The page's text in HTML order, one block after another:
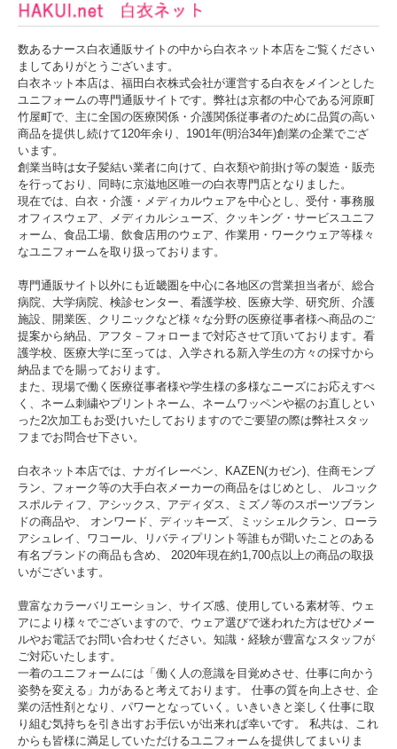
＊セットアップで着用いただけるスクラブ上衣
〇 KZN350 ビアンカバイカゼン スクラブ 男女兼用
数あるナース白衣通販サイトの中から白衣ネット本店をご覧ください
ましてありがとうございます。
白衣ネット本店は、福田白衣株式会社が運営する白衣をメインとした
ユニフォームの専門通販サイトです。弊社は京都の中心である河原町
竹屋町で、主に全国の医療関係・介護関係従事者のために品質の高い
商品を提供し続けて120年余り、1901年(明治34年)創業の企業でござ
います。
創業当時は女子髪結い業者に向けて、白衣類や前掛け等の製造・販売
を行っており、同時に京滋地区唯一の白衣専門店となりました。
現在では、白衣・介護・メディカルウェアを中心とし、受付・事務服
オフィスウェア、メディカルシューズ、クッキング・サービスユニフ
ォーム、食品工場、飲食店用のウェア、作業用・ワークウェア等様々
なユニフォームを取り扱っております。
専門通販サイト以外にも近畿圏を中心に各地区の営業担当者が、総合
病院、大学病院、検診センター、看護学校、医療大学、研究所、介護
施設、開業医、クリニックなど様々な分野の医療従事者様へ商品のご
提案から納品、アフタ－フォローまで対応させて頂いております。看
護学校、医療大学に至っては、入学される新入学生の方々の採寸から
納品までを賜っております。
また、現場で働く医療従事者様や学生様の多様なニーズにお応えすべ
く、ネーム刺繍やプリントネーム、ネームワッペンや裾のお直しとい
った2次加工もお受けいたしておりますのでご要望の際は弊社スタッ
フまでお問合せ下さい。
白衣ネット本店では、ナガイレーベン、KAZEN(カゼン)、住商モンブ
ラン、フォーク等の大手白衣メーカーの商品をはじめとし、 ルコック
スポルティフ、アシックス、アディダス、ミズノ等のスポーツブラン
ドの商品や、 オンワード、ディッキーズ、ミッシェルクラン、ローラ
アシュレイ、ワコール、リバティプリント等誰もが聞いたことのある
有名ブランドの商品も含め、 2020年現在約1,700点以上の商品の取扱
いがございます。
豊富なカラーバリエーション、サイズ感、使用している素材等、ウェ
アにより様々でございますので、ウェア選びで迷われた方はぜひメー
ルやお電話でお問い合わせください。知識・経験が豊富なスタッフが
ご対応いたします。
一着のユニフォームには「働く人の意識を目覚めさせ、仕事に向かう
姿勢を変える」力があると考えております。 仕事の質を向上させ、企
業の活性剤となり、パワーとなっていく。いきいきと楽しく仕事に取
り組む気持ちを引き出すお手伝いが出来れば幸いです。 私共は、これ
からも皆様に満足していただけるユニフォームを提供してまいりま